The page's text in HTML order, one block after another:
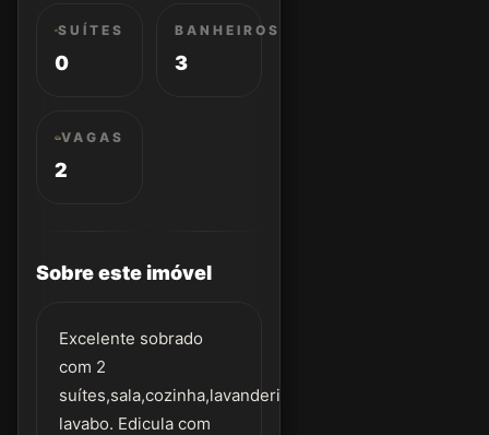
SUÍTES
0
BANHEIROS
3
VAGAS
2
Sobre este imóvel
Excelente sobrado
com 2
suítes,sala,cozinha,lavanderia,
lavabo. Edicula com